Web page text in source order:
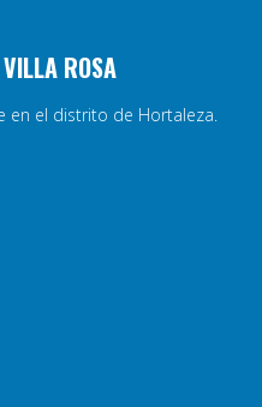
ROSA
en el distrito de Hortaleza.